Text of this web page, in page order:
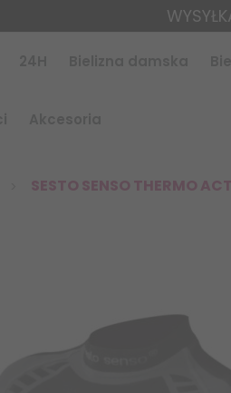
SESTO SENSO THERMO